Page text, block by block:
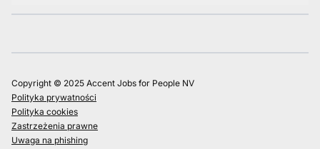
Copyright © 2025 Accent Jobs for People NV
Polityka prywatności
Polityka cookies
Zastrzeżenia prawne
Uwaga na phishing